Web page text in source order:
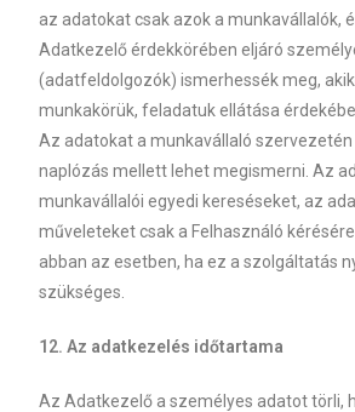
az adatokat csak azok a munkavállalók,
Adatkezelő érdekkörében eljáró
(adatfeldolgozók) ismerhessék meg,
munkakörük, feladatuk ellátása
Az adatokat a munkavállaló szervezetén
naplózás mellett lehet megismerni. Az
munkavállalói egyedi kereséseket, az
műveleteket csak a Felhasználó
abban az esetben, ha ez a szolgáltatás
szükséges.
12. Az adatkezelés időtartama
Az Adatkezelő a személyes adatot törli,